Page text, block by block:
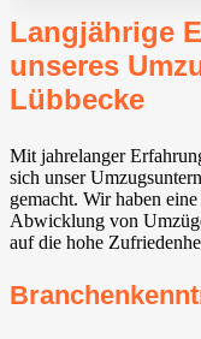
Langjährige
unseres
Lübbecke
Mit jahrelanger
sich unser
gemacht. Wir haben
Abwicklung von
auf die hohe